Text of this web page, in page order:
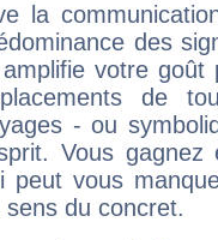
la
des
votre goût
de
- ou
Vous
peut vous
sens du concret.